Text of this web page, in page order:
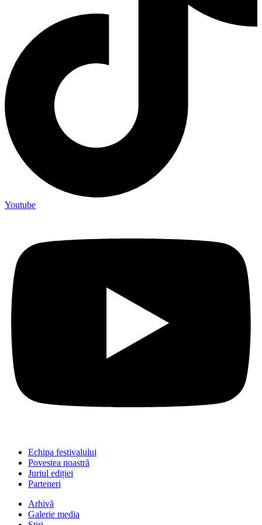
Youtube
Echipa festivalului
Povestea noastră
Juriul ediției
Parteneri
Arhivă
Galerie media